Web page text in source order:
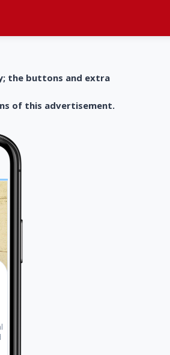
the buttons and extra
of this advertisement.